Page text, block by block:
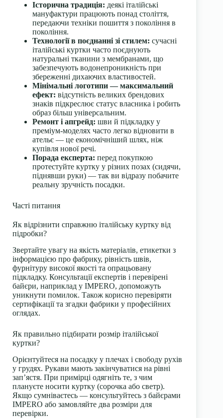
Історична традиція: деякі італійські
мануфактури працюють понад століття,
передаючи техніки пошиття з покоління в
покоління.
Технології в поєднанні зі стилем: сучасні
італійські куртки часто поєднують
натуральні тканини з мембранами, що
забезпечують водонепроникність при
збереженні дихаючих властивостей.
Мінімальні логотипи — максимальний
ефект: відсутність великих брендових
знаків підкреслює статус власника і робить
образ більш універсальним.
Ремонт і апгрейд: шви й підкладку у
преміум-моделях часто легко відновити в
ательє — це економічніший шлях, ніж
купівля нової речі.
Порада експерта: перед покупкою
протестуйте куртку у різних позах (сидячи,
піднявши руки) — так ви відразу побачите
реальну зручність посадки.
Часті питання
Як відрізнити справжню італійську куртку від
підробки?
Звертайте увагу на якість матеріалів, етикетки з
інформацією про фабрику, рівність швів,
фурнітуру високої якості та опрацьовану
підкладку. Консультації експертів і перевірені
байєри, наприклад у IMPERO, допоможуть
уникнути помилок. Також корисно перевіряти
сертифікації та згадки фабрики у професійних
оглядах.
Як правильно підбирати розмір італійської
куртки?
Орієнтуйтеся на посадку у плечах і свободу рухів
у грудях. Рукави мають закінчуватися на рівні
зап’ястя. При примірці одягніть те, з чим
плануєте носити куртку (сорочка або светр).
Якщо сумніваєтесь — консультуйтесь з байєрами
IMPERO або замовляйте два розміри для
перевірки.